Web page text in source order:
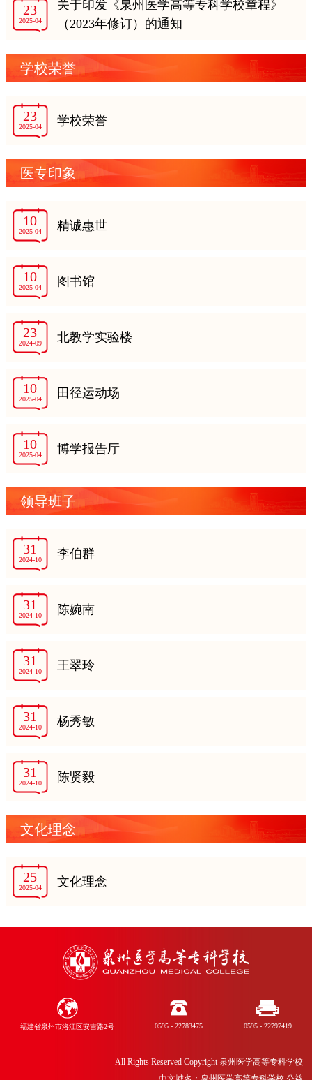
23
2025-04
关于印发《泉州医学高等专科学校章程》
（2023年修订）的通知
学校荣誉
23
2025-04 学校荣誉
医专印象
10
2025-04 精诚惠世
10
2025-04 图书馆
23
2024-09 北教学实验楼
10
2025-04 田径运动场
10
2025-04 博学报告厅
领导班子
31
2024-10 李伯群
31
2024-10 陈婉南
31
2024-10 王翠玲
31
2024-10 杨秀敏
31
2024-10 陈贤毅
文化理念
25
2025-04 文化理念
福建省泉州市洛江区安吉路2号 0595 - 22783475 0595 - 22797419
All Rights Reserved Copyright 泉州医学高等专科学校